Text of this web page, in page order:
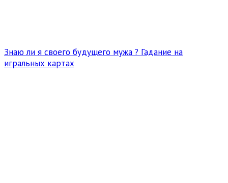
Знаю ли я своего будущего мужа ? Гадание на
игральных картах